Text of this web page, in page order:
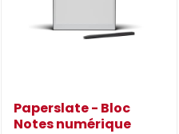
Paperslate - Bloc
Notes numérique